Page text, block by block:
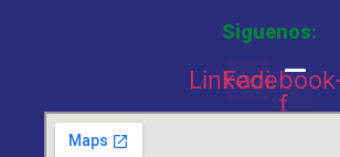
Siguenos:
Linkedin
f